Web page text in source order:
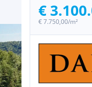
€
€ 7.750,00/m²